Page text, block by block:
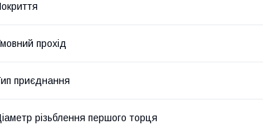
прохід
приєднання
різьблення першого торця